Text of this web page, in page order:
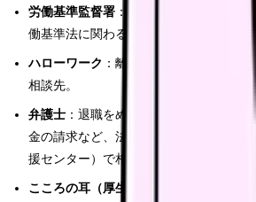
労働基準監督署 ：賃金未払い、有給拒
働基準法に関わる違反の相談・申告先。
ハローワーク ：離職票の交付や、雇用
相談先。
弁護士 ：退職をめぐる交渉、損害賠償
金の請求など、法的な交渉が必要な場
援センター）で相談先を案内してもらえ
こころの耳（厚生労働省） 0120-